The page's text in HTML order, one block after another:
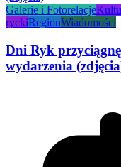
Galerie i Fotorelacje
ryckiRegionWiadomości
Dni Ryk
wydarzenia